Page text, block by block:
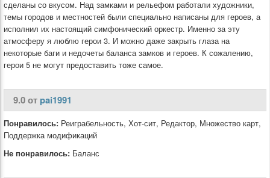
сделаны со вкусом. Над замками и рельефом работали художники,
темы городов и местностей были специально написаны для героев, а
исполнил их настоящий симфонический оркестр. Именно за эту
атмосферу я люблю герои 3. И можно даже закрыть глаза на
некоторые баги и недочеты баланса замков и героев. К сожалению,
герои 5 не могут предоставить тоже самое.
9.0 от pai1991
Понравилось: Реиграбельность, Хот-сит, Редактор, Множество карт,
Поддержка модификаций
Не понравилось: Баланс